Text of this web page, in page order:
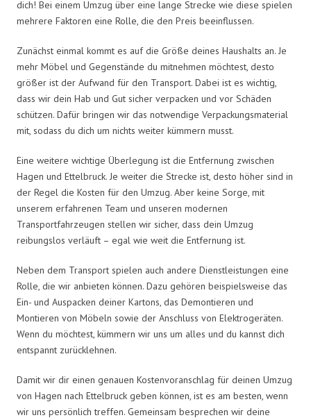
dich! Bei einem Umzug über eine lange Strecke wie diese spielen
mehrere Faktoren eine Rolle, die den Preis beeinflussen.
Zunächst einmal kommt es auf die Größe deines Haushalts an. Je
mehr Möbel und Gegenstände du mitnehmen möchtest, desto
größer ist der Aufwand für den Transport. Dabei ist es wichtig,
dass wir dein Hab und Gut sicher verpacken und vor Schäden
schützen. Dafür bringen wir das notwendige Verpackungsmaterial
mit, sodass du dich um nichts weiter kümmern musst.
Eine weitere wichtige Überlegung ist die Entfernung zwischen
Hagen und Ettelbruck. Je weiter die Strecke ist, desto höher sind in
der Regel die Kosten für den Umzug. Aber keine Sorge, mit
unserem erfahrenen Team und unseren modernen
Transportfahrzeugen stellen wir sicher, dass dein Umzug
reibungslos verläuft – egal wie weit die Entfernung ist.
Neben dem Transport spielen auch andere Dienstleistungen eine
Rolle, die wir anbieten können. Dazu gehören beispielsweise das
Ein- und Auspacken deiner Kartons, das Demontieren und
Montieren von Möbeln sowie der Anschluss von Elektrogeräten.
Wenn du möchtest, kümmern wir uns um alles und du kannst dich
entspannt zurücklehnen.
Damit wir dir einen genauen Kostenvoranschlag für deinen Umzug
von Hagen nach Ettelbruck geben können, ist es am besten, wenn
wir uns persönlich treffen. Gemeinsam besprechen wir deine